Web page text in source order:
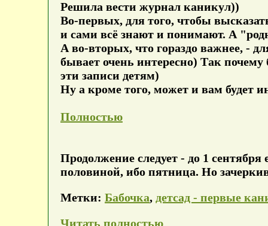
Решила вести журнал каникул))
Во-первых, для того, чтобы
и сами всё знают и понимают. А
А во-вторых, что гораздо важнее, -
бывает очень интересно) Так
эти записи детям)
Ну а кроме того, может и вам будет
Полностью
Продолжение следует - до 1 сентября
половиной, ибо пятница. Но
Метки: Бабочка, детсад - первые
Читать полностью